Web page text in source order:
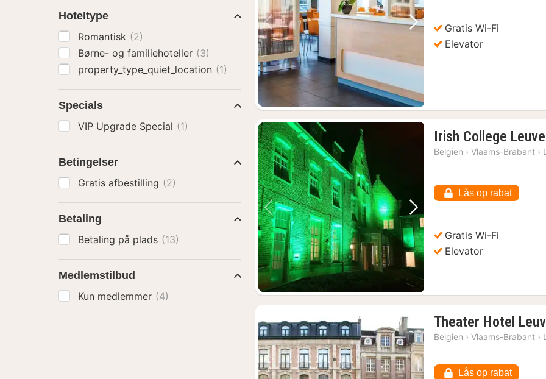
Forrige billede Næste billede
Gratis Wi-Fi
Elevator
Forrige billede Næste billede
Irish College
Belgien › Vlaams-Brabant ›
Lås op rabat
Gratis Wi-Fi
Elevator
Theater Hotel
Belgien › Vlaams-Brabant ›
Lås op rabat
Hoteltype
Romantisk (2)
Børne- og familiehoteller (3)
property_type_quiet_location (1)
Specials
VIP Upgrade Special (1)
Betingelser
Gratis afbestilling (2)
Betaling
Betaling på plads (13)
Medlemstilbud
Kun medlemmer (4)